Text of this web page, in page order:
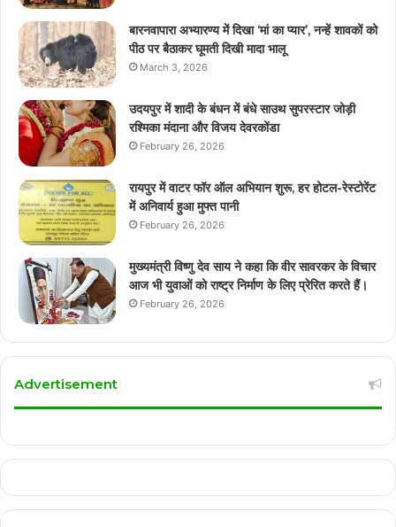
बारनवापारा अभ्यारण्य में दिखा ‘मां का प्यार’, नन्हें शावकों को
पीठ पर बैठाकर घूमती दिखी मादा भालू
March 3, 2026
उदयपुर में शादी के बंधन में बंधे साउथ सुपरस्टार जोड़ी
रश्मिका मंदाना और विजय देवरकोंडा
February 26, 2026
रायपुर में वाटर फॉर ऑल अभियान शुरू, हर होटल-रेस्टोरेंट
में अनिवार्य हुआ मुफ्त पानी
February 26, 2026
मुख्यमंत्री विष्णु देव साय ने कहा कि वीर सावरकर के विचार
आज भी युवाओं को राष्ट्र निर्माण के लिए प्रेरित करते हैं।
February 26, 2026
Advertisement